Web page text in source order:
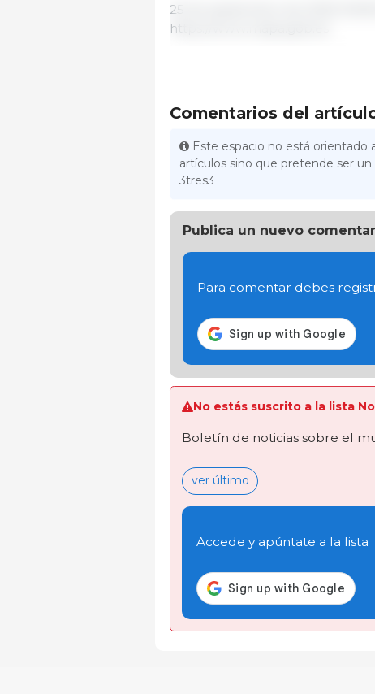
25 de septiembre de 2025/
https://www.mapa.gob.es
Comentarios del
Este espacio no está orientado
artículos sino que pretende ser
3tres3
Publica un nuevo
Para comentar debes
No estás suscrito a la lista
Boletín de noticias sobre el
ver último
Accede y apúntate a la lista